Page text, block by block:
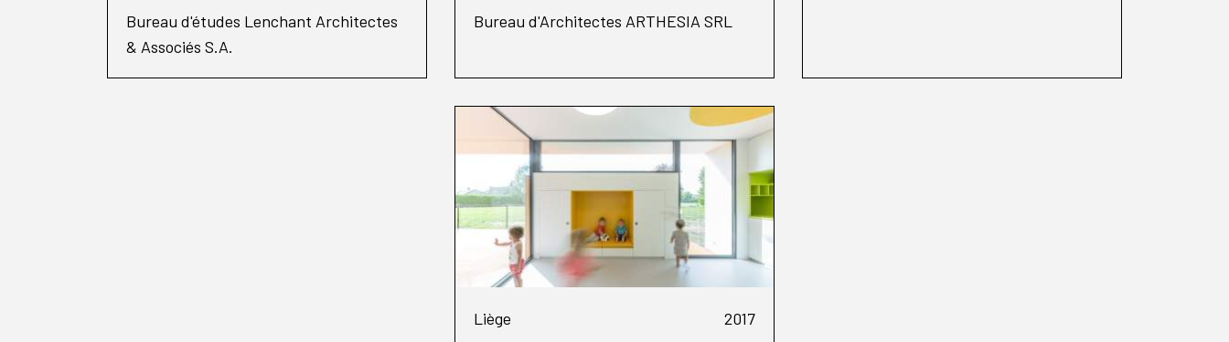
Bureau d'études Lenchant Architectes
& Associés S.A.
Bureau d'Architectes ARTHESIA SRL
Liège 2017